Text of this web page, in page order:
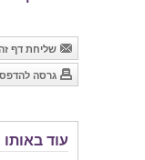
שליחת דף
גרסה
עוד